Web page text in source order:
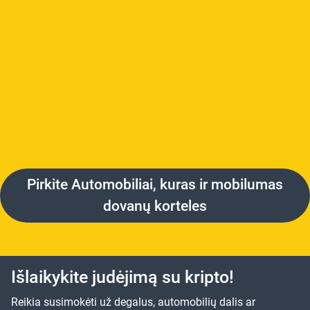
Pirkite Automobiliai, kuras ir mobilumas
dovanų korteles
Išlaikykite judėjimą su kripto!
Reikia susimokėti už degalus, automobilių dalis ar